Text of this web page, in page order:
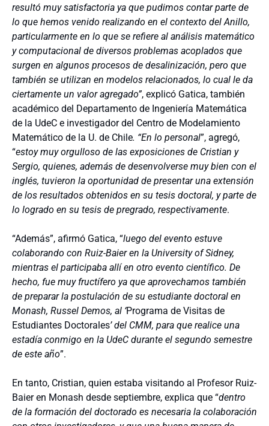
resultó muy satisfactoria ya que pudimos contar parte de
lo que hemos venido realizando en el contexto del Anillo,
particularmente en lo que se refiere al análisis matemático
y computacional de diversos problemas acoplados que
surgen en algunos procesos de desalinización, pero que
también se utilizan en modelos relacionados, lo cual le da
ciertamente un valor agregado”, explicó Gatica, también
académico del Departamento de Ingeniería Matemática
de la UdeC e investigador del Centro de Modelamiento
Matemático de la U. de Chile. “En lo personal”, agregó,
“estoy muy orgulloso de las exposiciones de Cristian y
Sergio, quienes, además de desenvolverse muy bien con el
inglés, tuvieron la oportunidad de presentar una extensión
de los resultados obtenidos en su tesis doctoral, y parte de
lo logrado en su tesis de pregrado, respectivamente.
“Además”, afirmó Gatica, “luego del evento estuve
colaborando con Ruiz-Baier en la University of Sidney,
mientras el participaba allí en otro evento científico. De
hecho, fue muy fructífero ya que aprovechamos también
de preparar la postulación de su estudiante doctoral en
Monash, Russel Demos, al ‘Programa de Visitas de
Estudiantes Doctorales’ del CMM, para que realice una
estadía conmigo en la UdeC durante el segundo semestre
de este año”.
En tanto, Cristian, quien estaba visitando al Profesor Ruiz-
Baier en Monash desde septiembre, explica que “dentro
de la formación del doctorado es necesaria la colaboración